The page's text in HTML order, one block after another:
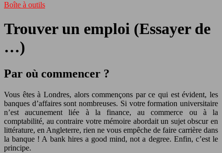
Boîte à outils
Trouver un emploi (Essayer de
…)
Par où commencer ?
Vous êtes à Londres, alors commençons par ce qui est évident, les
banques d’affaires sont nombreuses. Si votre formation universitaire
n’est aucunement liée à la finance, au commerce ou à la
comptabilité, au contraire votre mémoire abordait un sujet obscur en
littérature, en Angleterre, rien ne vous empêche de faire carrière dans
la banque ! A bank hires a good mind, not a degree. Enfin, c’est le
principe.